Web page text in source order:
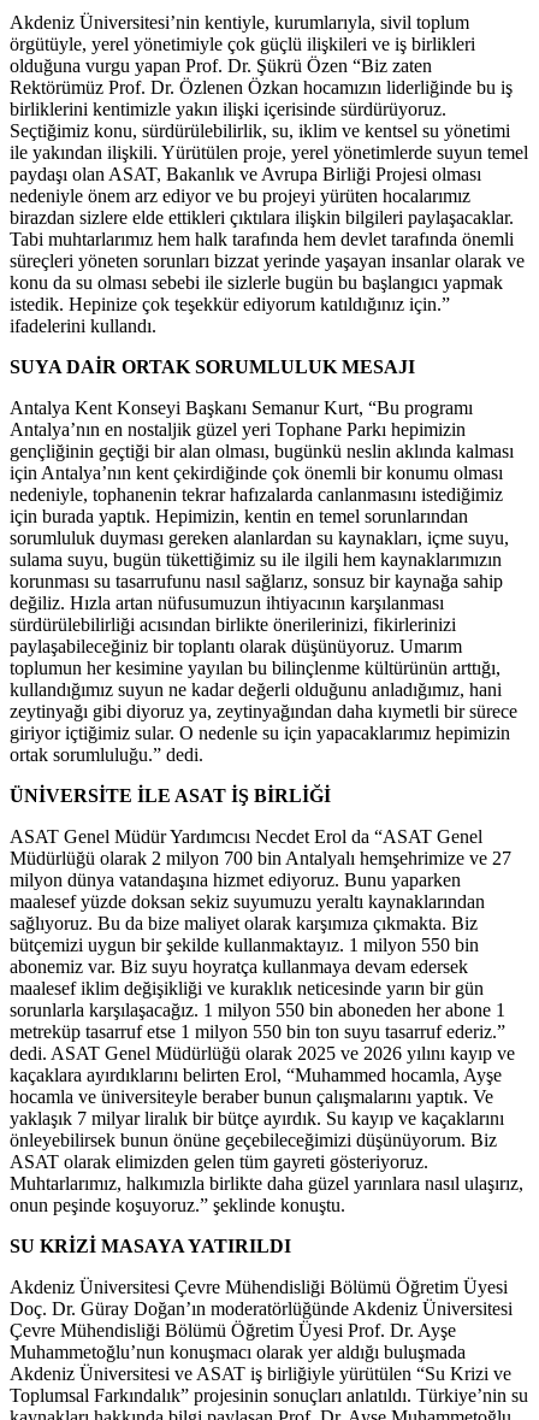
Akdeniz Üniversitesi’nin kentiyle, kurumlarıyla, sivil toplum
örgütüyle, yerel yönetimiyle çok güçlü ilişkileri ve iş birlikleri
olduğuna vurgu yapan Prof. Dr. Şükrü Özen “Biz zaten
Rektörümüz Prof. Dr. Özlenen Özkan hocamızın liderliğinde bu iş
birliklerini kentimizle yakın ilişki içerisinde sürdürüyoruz.
Seçtiğimiz konu, sürdürülebilirlik, su, iklim ve kentsel su yönetimi
ile yakından ilişkili. Yürütülen proje, yerel yönetimlerde suyun temel
paydaşı olan ASAT, Bakanlık ve Avrupa Birliği Projesi olması
nedeniyle önem arz ediyor ve bu projeyi yürüten hocalarımız
birazdan sizlere elde ettikleri çıktılara ilişkin bilgileri paylaşacaklar.
Tabi muhtarlarımız hem halk tarafında hem devlet tarafında önemli
süreçleri yöneten sorunları bizzat yerinde yaşayan insanlar olarak ve
konu da su olması sebebi ile sizlerle bugün bu başlangıcı yapmak
istedik. Hepinize çok teşekkür ediyorum katıldığınız için.”
ifadelerini kullandı.
SUYA DAİR ORTAK SORUMLULUK MESAJI
Antalya Kent Konseyi Başkanı Semanur Kurt, “Bu programı
Antalya’nın en nostaljik güzel yeri Tophane Parkı hepimizin
gençliğinin geçtiği bir alan olması, bugünkü neslin aklında kalması
için Antalya’nın kent çekirdiğinde çok önemli bir konumu olması
nedeniyle, tophanenin tekrar hafızalarda canlanmasını istediğimiz
için burada yaptık. Hepimizin, kentin en temel sorunlarından
sorumluluk duyması gereken alanlardan su kaynakları, içme suyu,
sulama suyu, bugün tükettiğimiz su ile ilgili hem kaynaklarımızın
korunması su tasarrufunu nasıl sağlarız, sonsuz bir kaynağa sahip
değiliz. Hızla artan nüfusumuzun ihtiyacının karşılanması
sürdürülebilirliği acısından birlikte önerilerinizi, fikirlerinizi
paylaşabileceğiniz bir toplantı olarak düşünüyoruz. Umarım
toplumun her kesimine yayılan bu bilinçlenme kültürünün arttığı,
kullandığımız suyun ne kadar değerli olduğunu anladığımız, hani
zeytinyağı gibi diyoruz ya, zeytinyağından daha kıymetli bir sürece
giriyor içtiğimiz sular. O nedenle su için yapacaklarımız hepimizin
ortak sorumluluğu.” dedi.
ÜNİVERSİTE İLE ASAT İŞ BİRLİĞİ
ASAT Genel Müdür Yardımcısı Necdet Erol da “ASAT Genel
Müdürlüğü olarak 2 milyon 700 bin Antalyalı hemşehrimize ve 27
milyon dünya vatandaşına hizmet ediyoruz. Bunu yaparken
maalesef yüzde doksan sekiz suyumuzu yeraltı kaynaklarından
sağlıyoruz. Bu da bize maliyet olarak karşımıza çıkmakta. Biz
bütçemizi uygun bir şekilde kullanmaktayız. 1 milyon 550 bin
abonemiz var. Biz suyu hoyratça kullanmaya devam edersek
maalesef iklim değişikliği ve kuraklık neticesinde yarın bir gün
sorunlarla karşılaşacağız. 1 milyon 550 bin aboneden her abone 1
metreküp tasarruf etse 1 milyon 550 bin ton suyu tasarruf ederiz.”
dedi. ASAT Genel Müdürlüğü olarak 2025 ve 2026 yılını kayıp ve
kaçaklara ayırdıklarını belirten Erol, “Muhammed hocamla, Ayşe
hocamla ve üniversiteyle beraber bunun çalışmalarını yaptık. Ve
yaklaşık 7 milyar liralık bir bütçe ayırdık. Su kayıp ve kaçaklarını
önleyebilirsek bunun önüne geçebileceğimizi düşünüyorum. Biz
ASAT olarak elimizden gelen tüm gayreti gösteriyoruz.
Muhtarlarımız, halkımızla birlikte daha güzel yarınlara nasıl ulaşırız,
onun peşinde koşuyoruz.” şeklinde konuştu.
SU KRİZİ MASAYA YATIRILDI
Akdeniz Üniversitesi Çevre Mühendisliği Bölümü Öğretim Üyesi
Doç. Dr. Güray Doğan’ın moderatörlüğünde Akdeniz Üniversitesi
Çevre Mühendisliği Bölümü Öğretim Üyesi Prof. Dr. Ayşe
Muhammetoğlu’nun konuşmacı olarak yer aldığı buluşmada
Akdeniz Üniversitesi ve ASAT iş birliğiyle yürütülen “Su Krizi ve
Toplumsal Farkındalık” projesinin sonuçları anlatıldı. Türkiye’nin su